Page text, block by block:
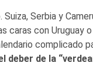
Serbia y
caras con Uruguay
complicado
deber de la